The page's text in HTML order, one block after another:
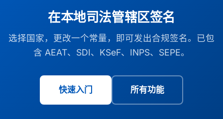
在本地司法管辖区签名
选择国家，更改一个常量，即可发出合规签名。已包
含 AEAT、SDI、KSeF、INPS、SEPE。
快速入门 所有功能